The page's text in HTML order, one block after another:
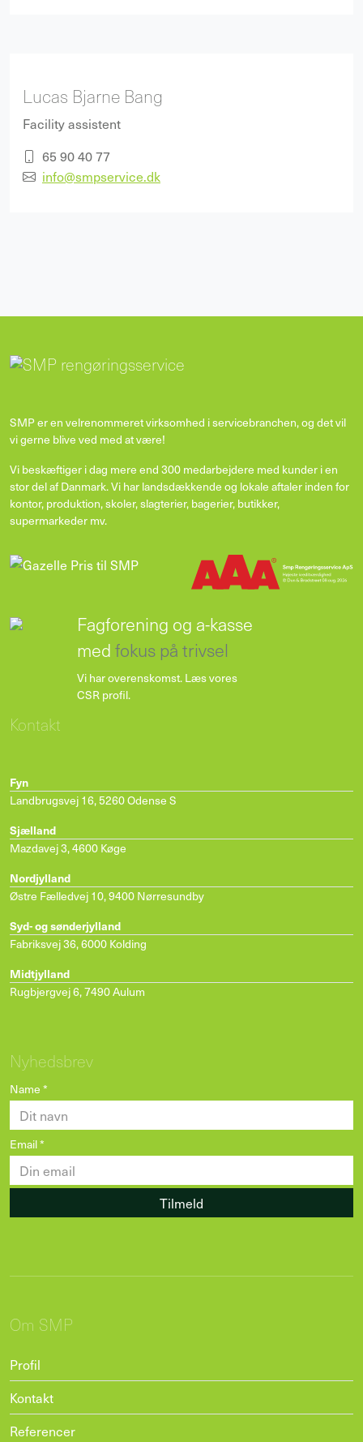
Lucas Bjarne Bang
Facility assistent
65 90 40 77
info@smpservice.dk
SMP er en velrenommeret virksomhed i servicebranchen, og det vil
vi gerne blive ved med at være!
Vi beskæftiger i dag mere end 300 medarbejdere med kunder i en
stor del af Danmark. Vi har landsdækkende og lokale aftaler inden for
kontor, produktion, skoler, slagterier, bagerier, butikker,
supermarkeder mv.
Fagforening og a-kasse
med fokus på trivsel
Vi har overenskomst.Læs vores
CSR profil.
Kontakt
Fyn
Landbrugsvej 16,5260 Odense S
Sjælland
Mazdavej 3,4600 Køge
Nordjylland
Østre Fælledvej 10,9400 Nørresundby
Syd- og sønderjylland
Fabriksvej 36,6000 Kolding
Midtjylland
Rugbjergvej 6,7490 Aulum
Nyhedsbrev
Name*
Email*
Tilmeld
Om SMP
Profil
Kontakt
Referencer